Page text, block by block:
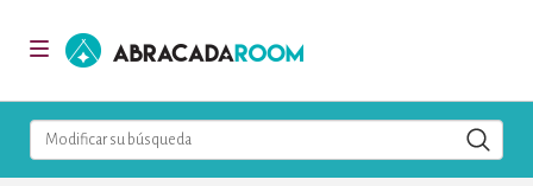
Toggle
AbracadaRoom
Modificar su búsqueda